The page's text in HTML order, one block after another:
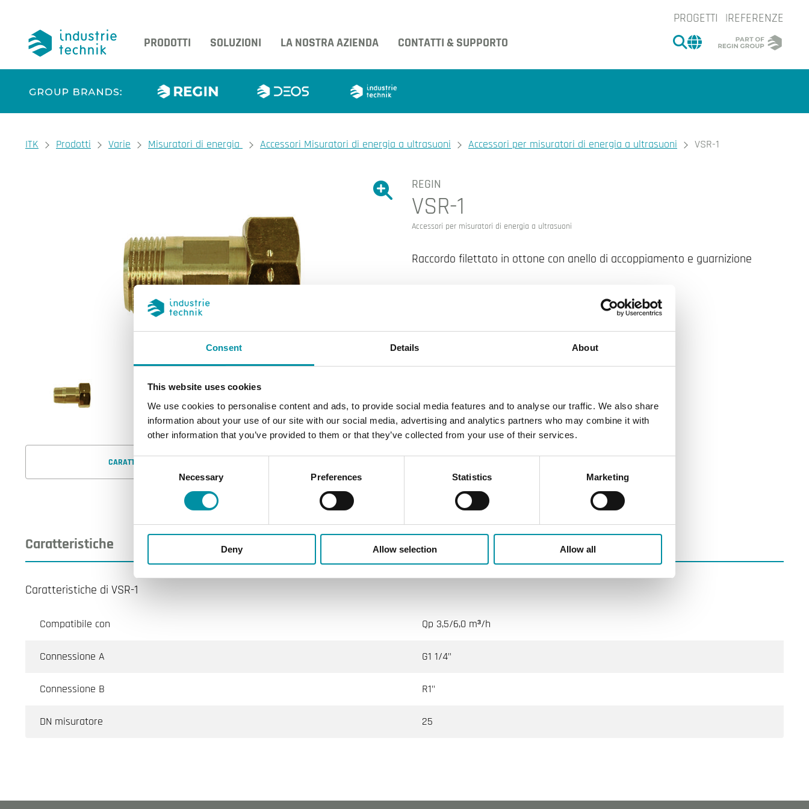
Consent Details About
This website uses cookies
We use cookies to personalise content and ads, to provide social media features and to analyse our traffic. We also share
information about your use of our site with our social media, advertising and analytics partners who may combine it with
other information that you’ve provided to them or that they’ve collected from your use of their services.
Consent
Selection
Necessary Preferences Statistics Marketing
Deny Allow selection Allow all
PROGETTI
REFERENZE
PRODOTTI
SOLUZIONI LA NOSTRA AZIENDA CONTATTI & SUPPORTO CERCA
CHANGE MARKET
You are here:
ITK Prodotti Varie Misuratori di energia Accessori Misuratori di energia a ultrasuoni Accessori per misuratori di energia a ultrasuoni VSR-1
Ingrandire l'immagine.
Ingrandire l'immagine.
REGIN
VSR-1
Accessori per misuratori di energia a ultrasuoni
Raccordo filettato in ottone con anello di accoppiamento e guarnizione
CARATTERISTICHE
Caratteristiche
Caratteristiche di VSR-1
Compatibile con Qp 3,5/6,0 m³/h
Connessione A G1 1/4"
Connessione B R1"
DN misuratore 25